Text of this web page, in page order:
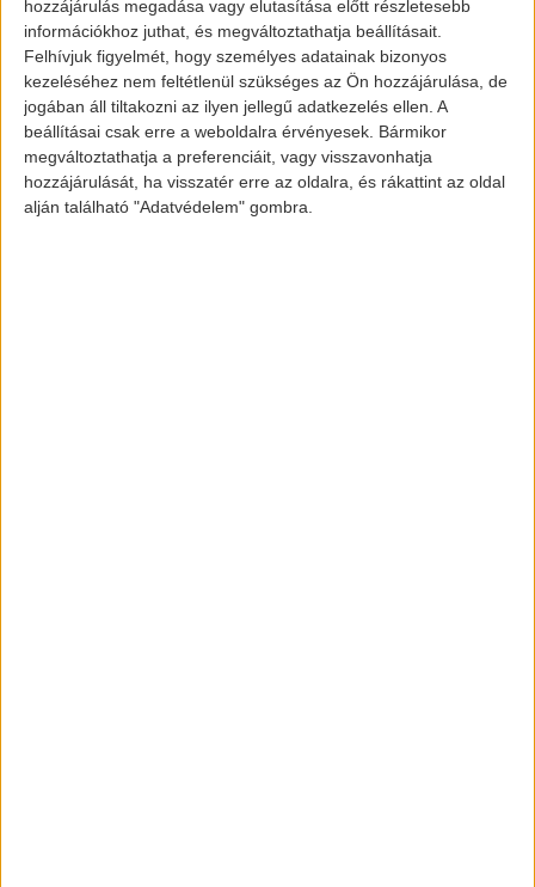
hozzájárulás megadása vagy elutasítása előtt részletesebb
információkhoz juthat, és megváltoztathatja beállításait.
Felhívjuk figyelmét, hogy személyes adatainak bizonyos
kezeléséhez nem feltétlenül szükséges az Ön hozzájárulása, de
jogában áll tiltakozni az ilyen jellegű adatkezelés ellen. A
beállításai csak erre a weboldalra érvényesek. Bármikor
megváltoztathatja a preferenciáit, vagy visszavonhatja
hozzájárulását, ha visszatér erre az oldalra, és rákattint az oldal
alján található "Adatvédelem" gombra.